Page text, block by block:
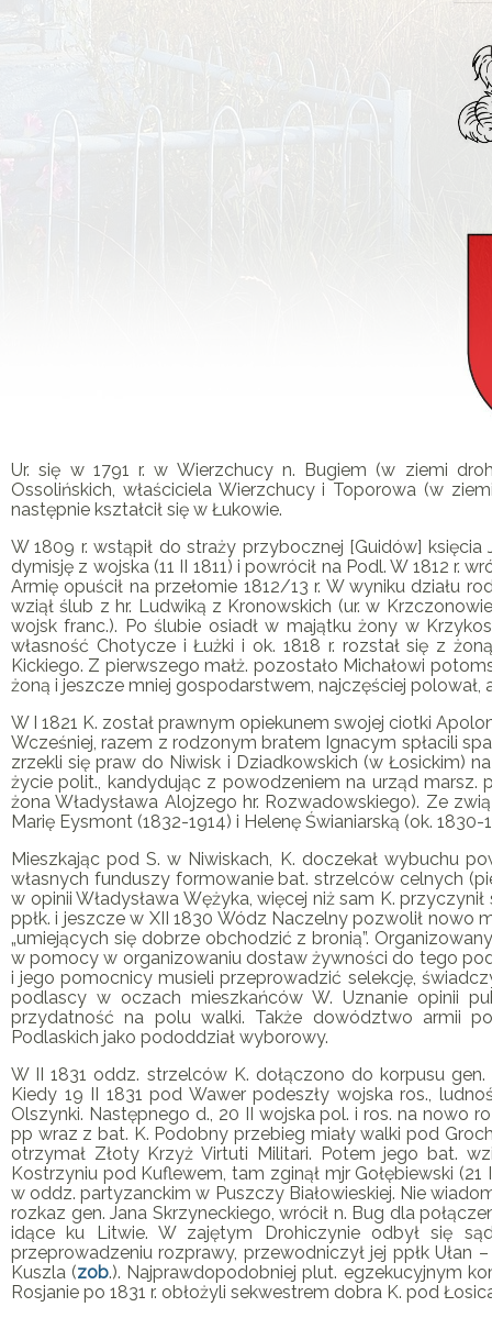
Ur. się w 1791 r. w Wierzchucy n. Bugiem (w ziemi
Ossolińskich, właściciela Wierzchucy i Toporowa (w
następnie kształcił się w Łukowie.
W 1809 r. wstąpił do straży przybocznej [Guidów]
dymisję z wojska (11 II 1811) i powrócił na Podl. W 1812 r.
Armię opuścił na przełomie 1812/13 r. W wyniku działu
wziął ślub z hr. Ludwiką z Kronowskich (ur. w
wojsk franc.). Po ślubie osiadł w majątku żony w
własność Chotycze i Łużki i ok. 1818 r. rozstał się z
Kickiego. Z pierwszego małż. pozostało Michałowi
żoną i jeszcze mniej gospodarstwem, najczęściej
W I 1821 K. został prawnym opiekunem swojej ciotki
Wcześniej, razem z rodzonym bratem Ignacym spłacili
zrzekli się praw do Niwisk i Dziadkowskich (w Łosickim)
życie polit., kandydując z powodzeniem na urząd marsz.
żona Władysława Alojzego hr. Rozwadowskiego). Ze
Marię Eysmont (1832-1914) i Helenę Świaniarską (ok. 1830-
Mieszkając pod S. w Niwiskach, K. doczekał wybuchu
własnych funduszy formowanie bat. strzelców celnych
w opinii Władysława Wężyka, więcej niż sam K.
ppłk. i jeszcze w XII 1830 Wódz Naczelny pozwolił nowo
„umiejących się dobrze obchodzić z bronią”.
w pomocy w organizowaniu dostaw żywności do tego
i jego pomocnicy musieli przeprowadzić selekcję,
podlascy w oczach mieszkańców W. Uznanie opinii
przydatność na polu walki. Także dowództwo armii
Podlaskich jako pododdział wyborowy.
W II 1831 oddz. strzelców K. dołączono do korpusu
Kiedy 19 II 1831 pod Wawer podeszły wojska ros.,
Olszynki. Następnego d., 20 II wojska pol. i ros. na nowo
pp wraz z bat. K. Podobny przebieg miały walki pod
otrzymał Złoty Krzyż Virtuti Militari. Potem jego bat.
Kostrzyniu pod Kuflewem, tam zginął mjr Gołębiewski (21
w oddz. partyzanckim w Puszczy Białowieskiej. Nie
rozkaz gen. Jana Skrzyneckiego, wrócił n. Bug dla
idące ku Litwie. W zajętym Drohiczynie odbył się
przeprowadzeniu rozprawy, przewodniczył jej ppłk
Kuszla (zob.). Najprawdopodobniej plut. egzekucyjnym
Rosjanie po 1831 r. obłożyli sekwestrem dobra K. pod